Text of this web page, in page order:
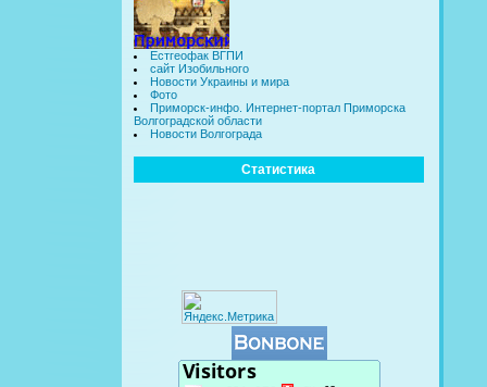
Естгеофак ВГПИ
сайт Изобильного
Новости Украины и мира
Фото
Приморск-инфо. Интернет-портал Приморска
Волгоградской области
Новости Волгограда
Статистика